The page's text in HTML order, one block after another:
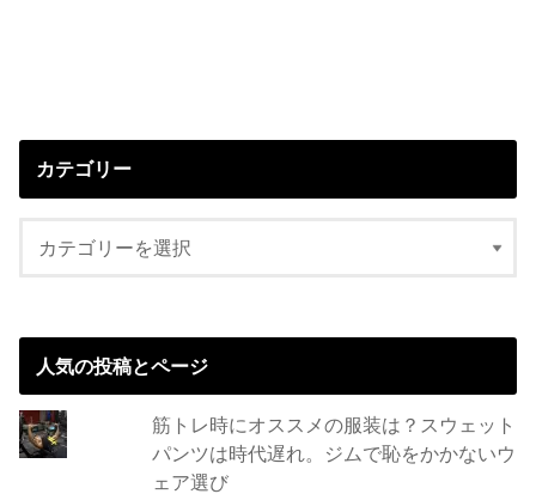
カテゴリー
人気の投稿とページ
筋トレ時にオススメの服装は？スウェット
パンツは時代遅れ。ジムで恥をかかないウ
ェア選び